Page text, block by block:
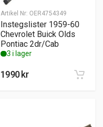
Artikel Nr: OER4754349
Instegslister 1959-60
Chevrolet Buick Olds
Pontiac 2dr/Cab
3 i lager
1990 kr